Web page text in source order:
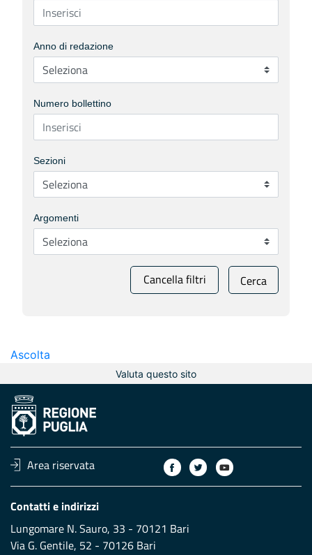
Anno di redazione
Numero bollettino
Sezioni
Argomenti
Cancella filtri Cerca
Ascolta
Valuta questo sito
Area riservata
Contatti e indirizzi
Lungomare N. Sauro, 33 - 70121 Bari
Via G. Gentile, 52 - 70126 Bari